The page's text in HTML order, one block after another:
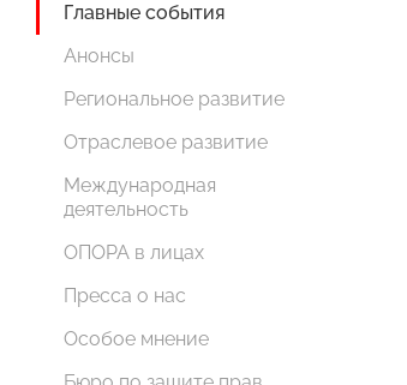
Главные события
Анонсы
Региональное развитие
Отраслевое развитие
Международная
деятельность
ОПОРА в лицах
Пресса о нас
Особое мнение